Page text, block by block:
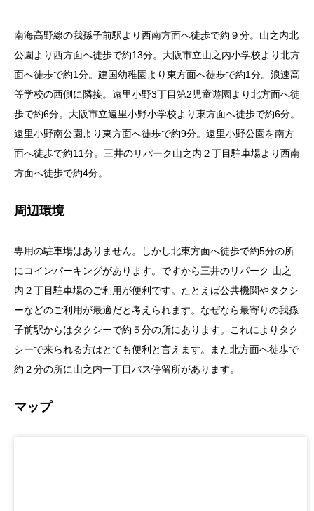
南海高野線の我孫子前駅より西南方面へ徒歩で約９分。山之内北
公園より西方面へ徒歩で約13分。大阪市立山之内小学校より北方
面へ徒歩で約1分。建国幼稚園より東方面へ徒歩で約1分。浪速高
等学校の西側に隣接。遠里小野3丁目第2児童遊園より北方面へ徒
歩で約6分。大阪市立遠里小野小学校より東方面へ徒歩で約6分。
遠里小野南公園より東方面へ徒歩で約9分。遠里小野公園を南方
面へ徒歩で約11分。 三井のリパーク山之内２丁目駐車場より西南
方面へ徒歩で約4分。
周辺環境
専用の駐車場はありません。しかし北東方面へ徒歩で約5分の所
にコインパーキングがあります。ですから三井のリパーク 山之
内２丁目駐車場のご利用が便利です。たとえば公共機関やタクシ
ーなどのご利用が最適だと考えられます。なぜなら最寄りの我孫
子前駅からはタクシーで約５分の所にあります。これによりタク
シーで来られる方はとても便利と言えます。また北方面へ徒歩で
約２分の所に山之内一丁目バス停留所があります。
マップ